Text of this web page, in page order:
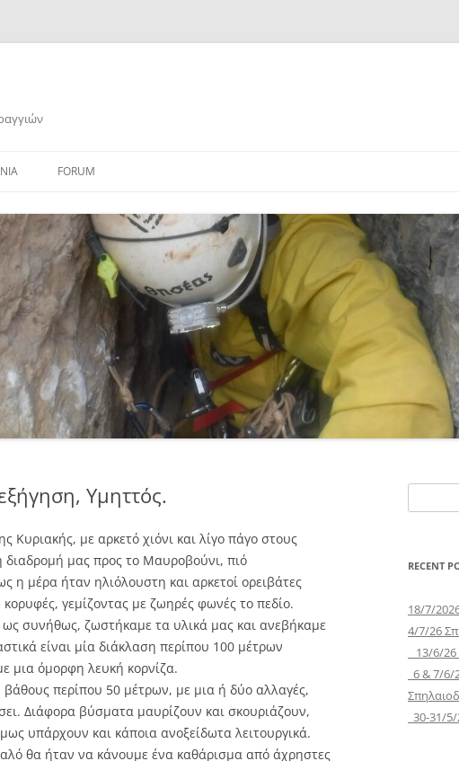
FORUM
Υμηττός.
με αρκετό χιόνι και λίγο πάγο στους
μας προς το Μαυροβούνι, πιό
η μέρα ήταν ηλιόλουστη και αρκετοί ορειβάτες
γεμίζοντας με ζωηρές φωνές το πεδίο.
ως συνήθως, ζωστήκαμε τα υλικά μας και ανεβήκαμε
είναι μία διάκλαση περίπου 100 μέτρων
μια όμορφη λευκή κορνίζα.
περίπου 50 μέτρων, με μια ή δύο αλλαγές,
Διάφορα βύσματα μαυρίζουν και σκουριάζουν,
υπάρχουν και κάποια ανοξείδωτα λειτουργικά.
θα ήταν να κάνουμε ένα καθάρισμα από άχρηστες
for:
RECENT
18/7/
4/7/26
13/6/26
6 & 7/6/
30-31/